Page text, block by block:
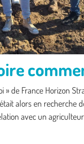
» de France Horizon
alors en recherche
avec un